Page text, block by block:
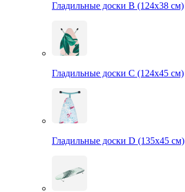
Гладильные доски B (124х38 см)
Гладильные доски С (124х45 см)
Гладильные доски D (135х45 см)